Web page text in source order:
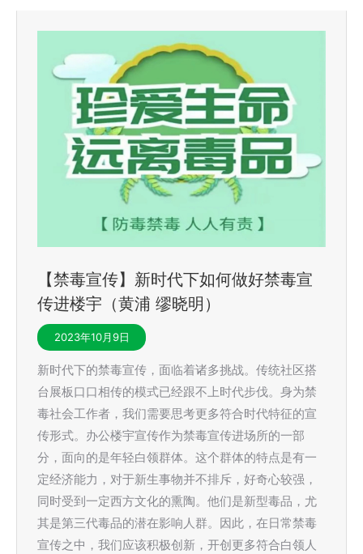
【禁毒宣传】新时代下如何做好禁毒宣
传进楼宇（黄浦 缪晓明）
2023年10月9日
新时代下的禁毒宣传，面临着诸多挑战。传统社区搭
台展板口口相传的模式已经跟不上时代步伐。身为禁
毒社会工作者，我们需要思考更多符合时代特征的宣
传形式。办公楼宇宣传作为禁毒宣传进场所的一部
分，面向的是年轻白领群体。这个群体的特点是有一
定经济能力，对于新生事物并不排斥，好奇心较强，
同时受到一定西方文化的熏陶。他们是新型毒品，尤
其是第三代毒品的潜在影响人群。因此，在日常禁毒
宣传之中，我们应该积极创新，开创更多符合白领人